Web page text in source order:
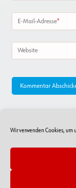
Wir verwenden Cookies, um
E-Mail-Adresse*
Website